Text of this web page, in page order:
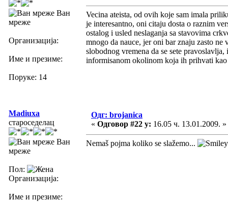
Ван
мреже
Организација:
Име и презиме:
Поруке: 14
Vecina ateista, od ovih koje sam imala
je interesantno, oni citaju dosta o raznim
ostalog i usled neslaganja sa stavovima
mnogo da nauce, jer oni bar znaju zasto
slobodnog vremena da se sete
informisanom okolinom koja ih prihvati
Madiuxa
староседелац
Ван
мреже
Пол:
Организација:
Име и презиме:
Одг: brojanica
« Одговор #22 у: 16.05 ч. 13.01.2009. »
Nemaš pojma koliko se slažemo...